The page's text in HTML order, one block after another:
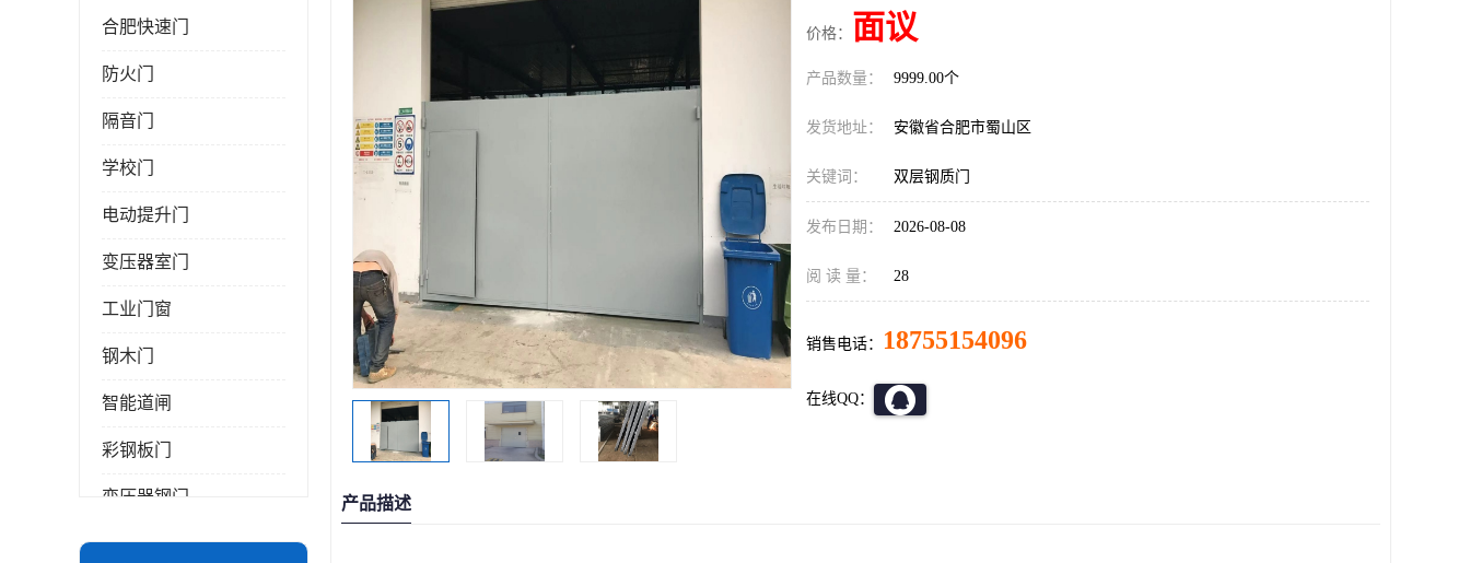
合肥快速门
防火门
隔音门
学校门
电动提升门
变压器室门
工业门窗
钢木门
智能道闸
彩钢板门
变压器钢门
非标门
价格： 面议
产品数量： 9999.00个
发货地址： 安徽省合肥市蜀山区
关键词： 双层钢质门
发布日期： 2026-08-08
阅 读 量： 28
销售电话： 18755154096
在线QQ：
产品描述